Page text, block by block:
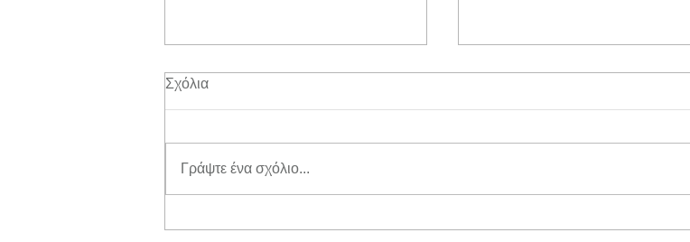
Σχόλια
Γράψτε ένα σχόλιο...